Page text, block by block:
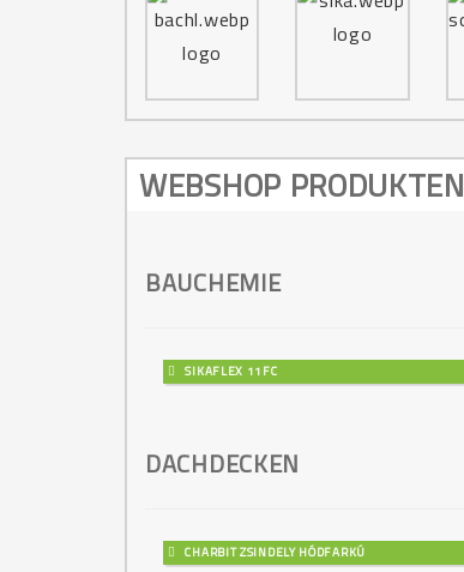
WEBSHOP PRODUKTEN
BAUCHEMIE
SIKAFLEX 11FC
DACHDECKEN
CHARBIT ZSINDELY HÓDFARKÚ